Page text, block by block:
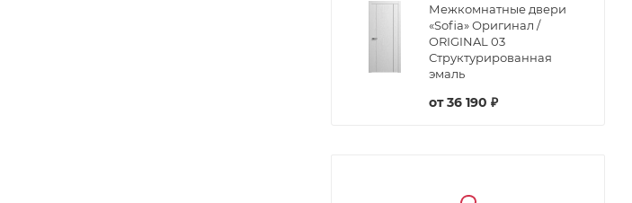
Межкомнатные двери
«Sofia» Оригинал /
ORIGINAL 03
Структурированная
эмаль
от36 190 ₽